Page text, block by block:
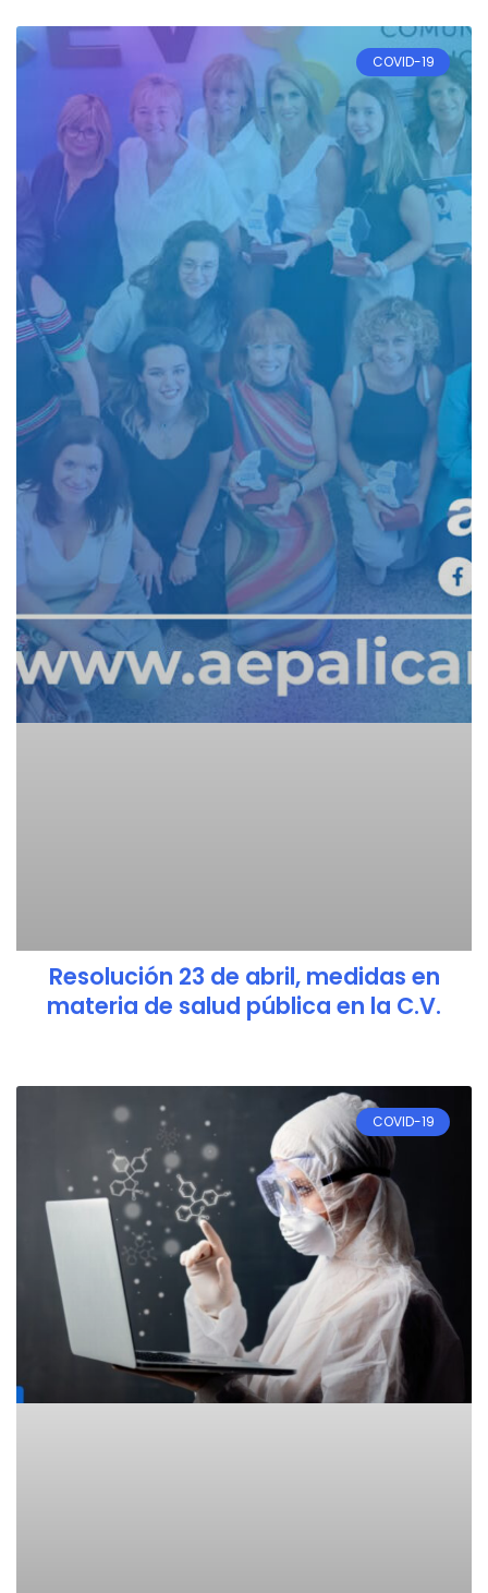
COVID-19
Resolución 23 de abril, medidas en
materia de salud pública en la C.V.
COVID-19